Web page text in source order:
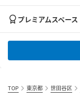
プレミアムスペース
TOP 東京都 世田谷区